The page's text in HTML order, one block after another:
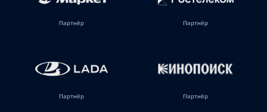
Партнёр Партнёр
Партнёр Партнёр